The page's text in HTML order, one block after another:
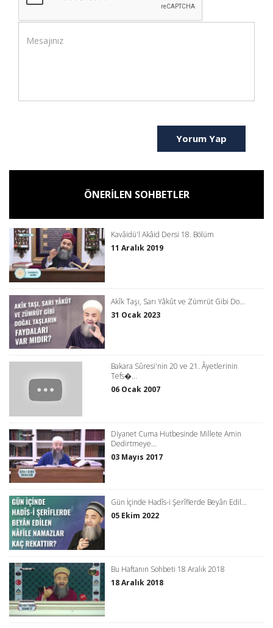
Yorum Yap
ÖNERİLEN SOHBETLER
Kavâidü'l Akâid Dersi 18. Bölüm
11 Aralık 2019
Akîk Taşı, Sarı Yâkût ve Zümrüt Gibi Do...
31 Ocak 2023
Bakara Sûresi'nin 20 ve 21. Âyetlerinin
Tefs�...
06 Ocak 2007
Diyanet Cuma Hutbesinde Millete Amin
Dedirtmeye...
03 Mayıs 2017
Gün İçinde Hadîs-i Şerîflerde Beyân Edil...
05 Ekim 2022
Bu Haftanın Sohbeti 18 Aralık 2018
18 Aralık 2018